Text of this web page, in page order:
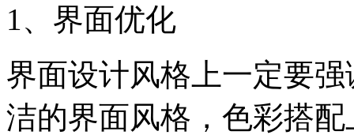
1、界面优化
界面设计风格上一定要
洁的界面风格，色彩搭